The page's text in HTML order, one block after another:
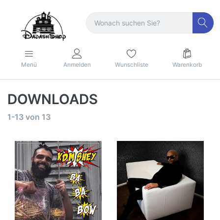
Menü Anmelden Wunschliste Warenkorb
DOWNLOADS
1-13 von 13